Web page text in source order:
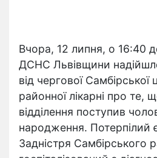
Вчора, 12 липня, о 16:40
ДСНС Львівщини
від чергової Самбірської
районної лікарні про те,
відділення поступив
народження. Потерпілий
Задністря Самбірського